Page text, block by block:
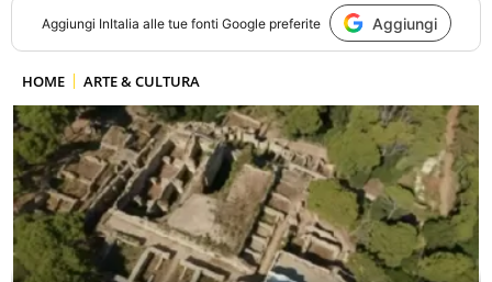
Aggiungi InItalia alle tue fonti Google preferite Aggiungi
HOME ARTE & CULTURA